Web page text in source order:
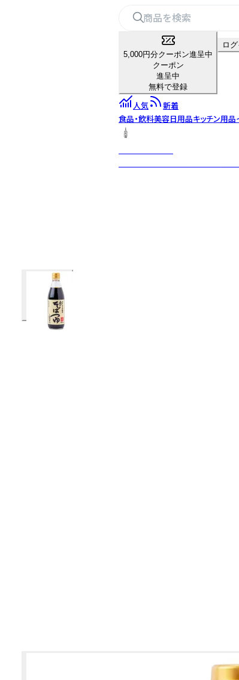
5,000円分クーポン進呈中
クーポン
進呈中
無料で登録
ロ
人気
新着
食品・飲料美容日用品キッチン用品